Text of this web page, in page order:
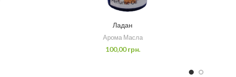
Ладан
Арома Масла
100,00грн.